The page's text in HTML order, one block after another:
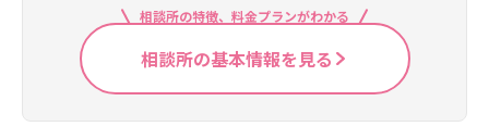
相談所の特徴、料金プランがわかる
相談所の基本情報を見る